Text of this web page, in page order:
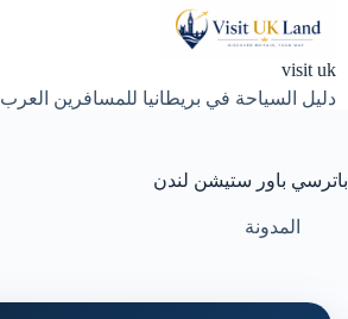
visit uk
دليل السياحة في بريطانيا للمسافرين العرب
باترسي باور ستيشن لندن
المدونة